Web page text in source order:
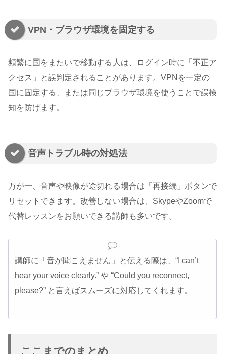
VPN・ブラウザ環境を固定する
頻繁に国をまたいで移動する人は、ログイン時に「不正ア
クセス」と誤判定されることがあります。VPNを一定の
国に固定する、または同じブラウザ環境を使うことで誤検
知を防げます。
音声トラブル時の対処法
万が一、音声や映像が途切れる場合は「再接続」ボタンで
リセットできます。改善しない場合は、SkypeやZoomで
代替レッスンをお願いできる講師も多いです。
講師に「音が聞こえません」と伝える際は、“I can’t
hear your voice clearly.” や “Could you reconnect,
please?” と言えばスムーズに対応してくれます。
ここまでのまとめ